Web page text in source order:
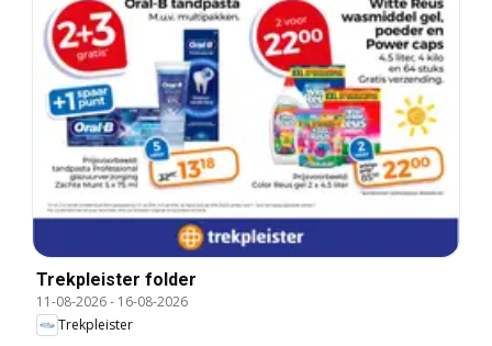
Trekpleister folder
11-08-2026- 16-08-2026
Trekpleister